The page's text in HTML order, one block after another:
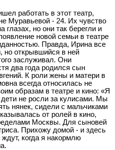
работать в этот театр,
Муравьевой - 24. Их чувство
глазах, но они так берегли и
новой семьи в театре
Правда, Ирина все
но открывшийся в ней
заслуживал. Они
два года родился сын
К роли жены и матери в
всегда относилась не
образам в театре и кино: «Я
не росли за кулисами. Мы
нянек, сидели с мальчиками
от ролей в кино,
Москвы. Для сыновей
Прихожу домой - и здесь
когда я накормлю